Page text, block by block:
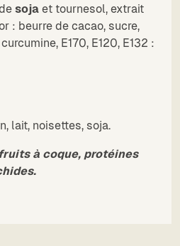
soja et tournesol, extrait
: beurre de cacao, sucre,
E170, E120, E132 :
lait, noisettes, soja.
fruits à coque, protéines